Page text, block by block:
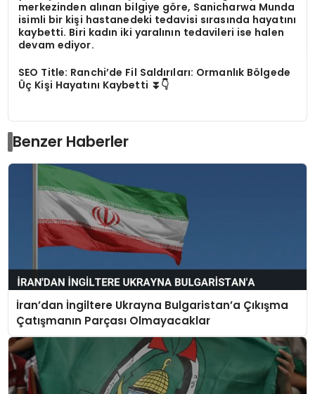
merkezinden alınan bilgiye göre, Sanicharwa Munda
isimli bir kişi hastanedeki tedavisi sırasında hayatını
kaybetti. Biri kadın iki yaralının tedavileri ise halen
devam ediyor.
SEO Title: Ranchi’de Fil Saldırıları: Ormanlık Bölgede
Üç Kişi Hayatını Kaybetti ⏬👇
Benzer Haberler
İran’dan İngiltere Ukrayna Bulgaristan’a Çıkışma
Çatışmanın Parçası Olmayacaklar